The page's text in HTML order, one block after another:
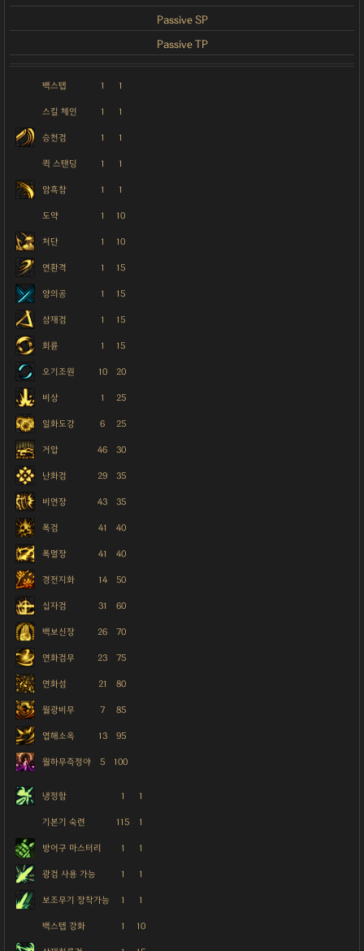
Passive SP
Passive TP
백스텝 1 1
스킬 체인 1 1
승천검 1 1
퀵 스탠딩 1 1
암흑참 1 1
도약 1 10
처단 1 10
연환격 1 15
양의공 1 15
삼재검 1 15
회륜 1 15
오기조원 10 20
비상 1 25
일화도강 6 25
거압 46 30
난화검 29 35
비연장 43 35
폭검 41 40
폭멸장 41 40
경전지화 14 50
십자검 31 60
백보신장 26 70
연화검무 23 75
연화섬 21 80
월광비무 7 85
엽해소옥 13 95
월하무즉정야 5 100
냉정함 1 1
기본기 숙련 115 1
방어구 마스터리 1 1
광검 사용 가능 1 1
보조무기 장착가능 1 1
백스텝 강화 1 10